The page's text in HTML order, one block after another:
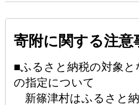
寄附に関する注意
■ふるさと納税の対象と
の指定について
新篠津村はふるさと